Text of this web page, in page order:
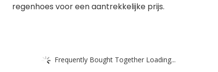
regenhoes voor een aantrekkelijke prijs.
Frequently Bought Together Loading...